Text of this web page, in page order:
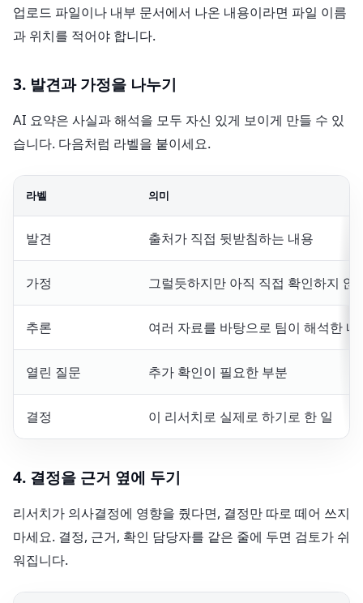
업로드 파일이나 내부 문서에서 나온 내용이라면 파일 이름
과 위치를 적어야 합니다.
3. 발견과 가정을 나누기
AI 요약은 사실과 해석을 모두 자신 있게 보이게 만들 수 있
습니다. 다음처럼 라벨을 붙이세요.
라벨 의미
발견 출처가 직접 뒷받침하는 내용
가정 그럴듯하지만 아직 직접 확인하지 않
추론 여러 자료를 바탕으로 팀이 해석한 내
열린 질문 추가 확인이 필요한 부분
결정 이 리서치로 실제로 하기로 한 일
4. 결정을 근거 옆에 두기
리서치가 의사결정에 영향을 줬다면, 결정만 따로 떼어 쓰지
마세요. 결정, 근거, 확인 담당자를 같은 줄에 두면 검토가 쉬
워집니다.